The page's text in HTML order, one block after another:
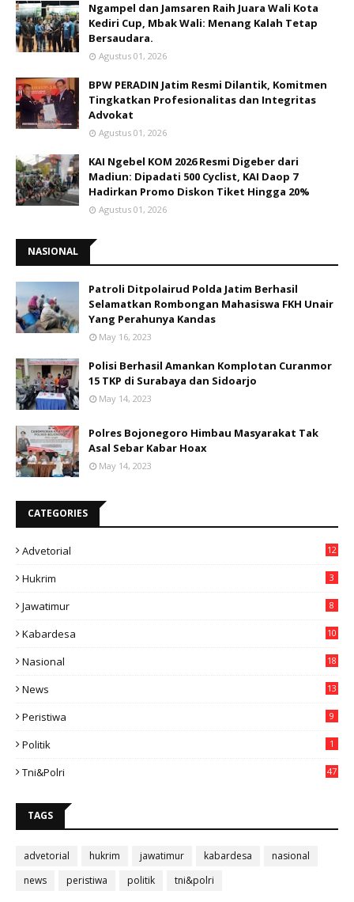
Ngampel dan Jamsaren Raih Juara Wali Kota
Kediri Cup, Mbak Wali: Menang Kalah Tetap
Bersaudara.
Agustus 01, 2026
BPW PERADIN Jatim Resmi Dilantik, Komitmen
Tingkatkan Profesionalitas dan Integritas
Advokat
Agustus 01, 2026
KAI Ngebel KOM 2026 Resmi Digeber dari
Madiun: Dipadati 500 Cyclist, KAI Daop 7
Hadirkan Promo Diskon Tiket Hingga 20%
Agustus 01, 2026
NASIONAL
Patroli Ditpolairud Polda Jatim Berhasil
Selamatkan Rombongan Mahasiswa FKH Unair
Yang Perahunya Kandas
May 16, 2023
Polisi Berhasil Amankan Komplotan Curanmor
15 TKP di Surabaya dan Sidoarjo
May 14, 2023
Polres Bojonegoro Himbau Masyarakat Tak
Asal Sebar Kabar Hoax
May 14, 2023
CATEGORIES
Advetorial 12
Hukrim 3
Jawatimur 8
Kabardesa
10
Nasional
18
News
13
Peristiwa 9
Politik 1
Tni&polri 47
TAGS
advetorial hukrim jawatimur kabardesa
nasional
news
peristiwa politik tni&polri